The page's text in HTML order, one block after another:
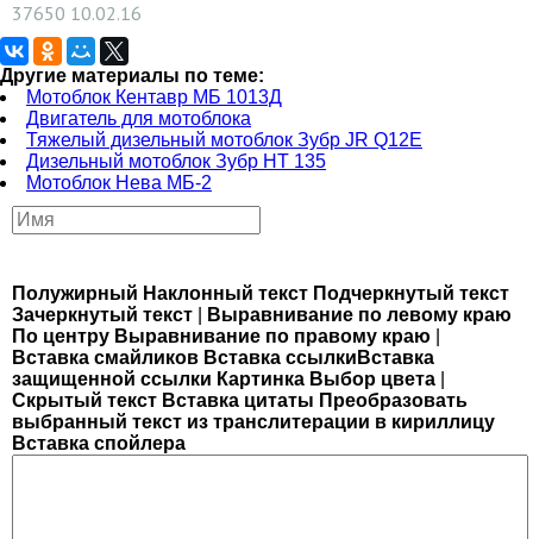
37650 10.02.16
Другие материалы по теме:
Мотоблок Кентавр МБ 1013Д
Двигатель для мотоблока
Тяжелый дизельный мотоблок Зубр JR Q12E
Дизельный мотоблок Зубр НТ 135
Мотоблок Нева МБ-2
Полужирный Наклонный текст Подчеркнутый текст
Зачеркнутый текст
Выравнивание по левому краю
По центру Выравнивание по правому краю
Вставка смайликов Вставка ссылки Вставка
защищенной ссылки Картинка Выбор цвета
Скрытый текст Вставка цитаты Преобразовать
выбранный текст из транслитерации в кириллицу
Вставка спойлера